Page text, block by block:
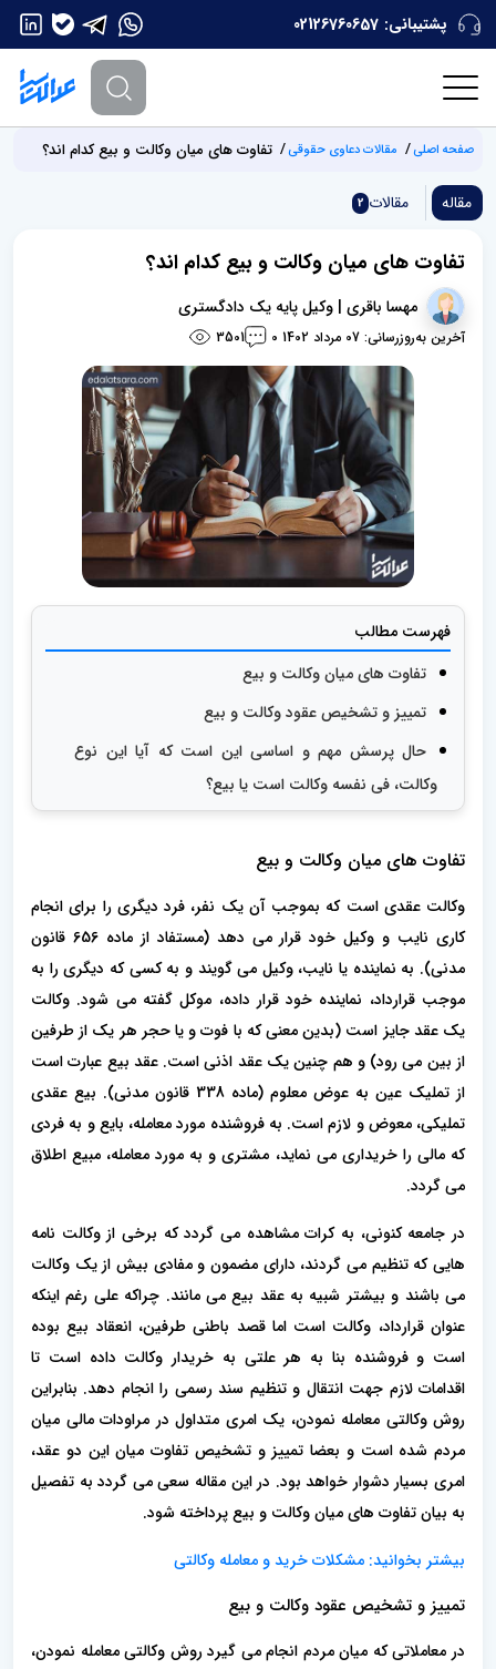
پشتیبانی: 02126760657
صفحه اصلی مقالات دعاوی حقوقی تفاوت های میان وکالت و بیع کدام اند؟
مقاله مقالات 2
تفاوت های میان وکالت و بیع کدام اند؟
مهسا باقری | وکیل پایه یک دادگستری
آخرین به‌روزرسانی: 07 مرداد 1402 0
3501
فهرست مطالب
تفاوت های میان وکالت و بیع
تمییز و تشخیص عقود وکالت و بیع
حال پرسش مهم و اساسی این است که آیا این نوع
وکالت، فی نفسه وکالت است یا بیع؟
تفاوت های میان وکالت و بیع
وکالت عقدی است که بموجب آن یک نفر، فرد دیگری را برای انجام
کاری نایب و وکیل خود قرار می دهد (مستفاد از ماده 656 قانون
مدنی). به نماینده یا نایب، وکیل می گویند و به کسی که دیگری را به
موجب قرارداد، نماینده خود قرار داده، موکل گفته می شود. وکالت
یک عقد جایز است (بدین معنی که با فوت و یا حجر هر یک از طرفین
از بین می رود) و هم چنین یک عقد اذنی است. عقد بیع عبارت است
از تملیک عین به عوض معلوم (ماده 338 قانون مدنی). بیع عقدی
تملیکی، معوض و لازم است. به فروشنده مورد معامله، بایع و به فردی
که مالی را خریداری می نماید، مشتری و به مورد معامله، مبیع اطلاق
می گردد.
در جامعه کنونی، به کرات مشاهده می گردد که برخی از وکالت نامه
هایی که تنظیم می گردند، دارای مضمون و مفادی بیش از یک وکالت
می باشند و بیشتر شبیه به عقد بیع می مانند. چراکه علی رغم اینکه
عنوان قرارداد، وکالت است اما قصد باطنی طرفین، انعقاد بیع بوده
است و فروشنده بنا به هر علتی به خریدار وکالت داده است تا
اقدامات لازم جهت انتقال و تنظیم سند رسمی را انجام دهد. بنابراین
روش وکالتی معامله نمودن، یک امری متداول در مراودات مالی میان
مردم شده است و بعضا تمییز و تشخیص تفاوت میان این دو عقد،
امری بسیار ‌دشوار خواهد بود. در این مقاله سعی می گردد به تفصیل
به بیان تفاوت های میان وکالت و بیع پرداخته شود.
بیشتر بخوانید: مشکلات خرید و معامله وکالتی
تمییز و تشخیص عقود وکالت و بیع
در معاملاتی که میان مردم انجام می گیرد روش ‌وکالتی معامله نمودن،